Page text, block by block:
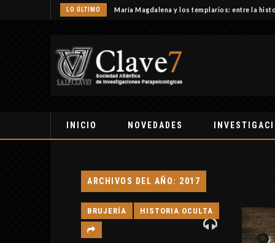
LO ÚLTIMO María Magdalena y los templarios: entre la
INICIO NOVEDADES
ARCHIVOS DEL AÑO: 2017
BRUJERÍA HISTORIA OCULTA